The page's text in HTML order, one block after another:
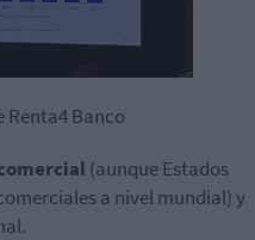
Banco
(aunque Estados
a nivel mundial) y